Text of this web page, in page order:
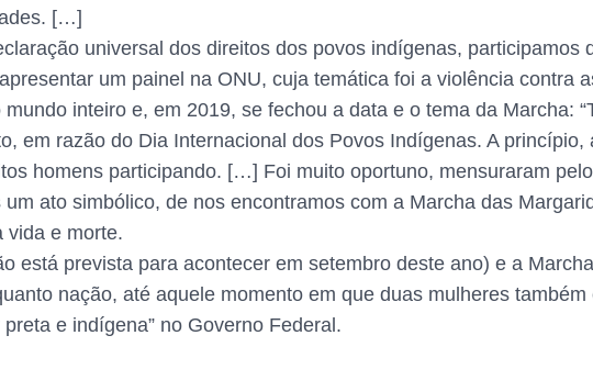
[…]
universal dos direitos dos povos indígenas, participamos
um painel na ONU, cuja temática foi a violência contra
inteiro e, em 2019, se fechou a data e o tema da Marcha:
em razão do Dia Internacional dos Povos Indígenas. A princípio,
homens participando. […] Foi muito oportuno, mensuraram
ato simbólico, de nos encontramos com a Marcha das
vida e morte.
está prevista para acontecer em setembro deste ano) e a
nação, até aquele momento em que duas mulheres
e indígena” no Governo Federal.